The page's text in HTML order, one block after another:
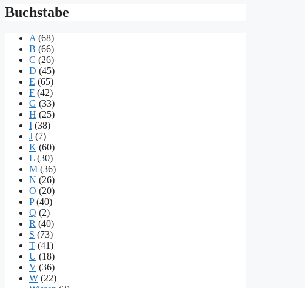
Buchstabe
A (68)
B (66)
C (26)
D (45)
E (65)
F (42)
G (33)
H (25)
I (38)
J (7)
K (60)
L (30)
M (36)
N (26)
O (20)
P(40)
Q (2)
R (40)
S (73)
T (41)
U (18)
V (36)
W (22)